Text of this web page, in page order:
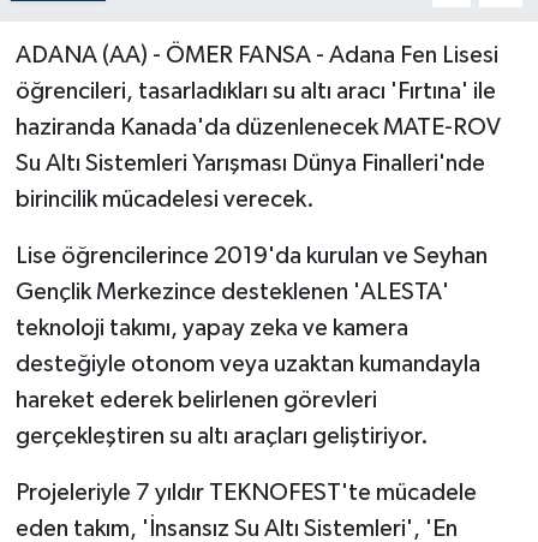
ADANA (AA) - ÖMER FANSA - Adana Fen Lisesi
öğrencileri, tasarladıkları su altı aracı 'Fırtına' ile
haziranda Kanada'da düzenlenecek MATE-ROV
Su Altı Sistemleri Yarışması Dünya Finalleri'nde
birincilik mücadelesi verecek.
Lise öğrencilerince 2019'da kurulan ve Seyhan
Gençlik Merkezince desteklenen 'ALESTA'
teknoloji takımı, yapay zeka ve kamera
desteğiyle otonom veya uzaktan kumandayla
hareket ederek belirlenen görevleri
gerçekleştiren su altı araçları geliştiriyor.
Projeleriyle 7 yıldır TEKNOFEST'te mücadele
eden takım, 'İnsansız Su Altı Sistemleri', 'En